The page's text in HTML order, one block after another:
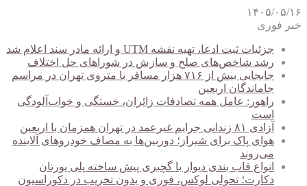
۱۴۰۵/۰۵/۱۶
خبر فوری
جزئیات ثبت ادعا، تهیه نقشه UTM و ارائه مادر سند اعلام شد
رشد شاخص‌های صلح و سازش در شوراهای حل اختلاف
جابجایی بیش از ۷۱۶ هزار مسافر با متروی تهران در مراسم
جاماندگان اربعین
راهور: عامل همه تصادفات زائران، خستگی و خواب‌آلودگی
است
آزادی ۸۱ زندانی جرایم غیرعمد در تهران همزمان با اربعین
هوای پاک برای شیراز؛ دوربین‌ها به مصاف خودروهای آلاینده
می‌روند
انواع قاب بندی دیوار با گچبری پیش ساخته پلی یورتان
دکارت؛ تحولی لوکس، فوری و بدون تخریب در دکوراسیون